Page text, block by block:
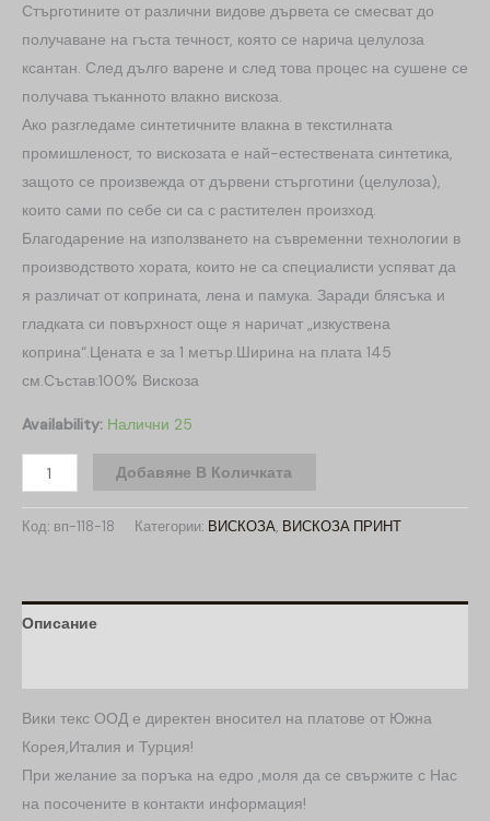
Стърготините от различни видове дървета се смесват до
получаване на гъста течност, която се нарича целулоза
ксантан. След дълго варене и след това процес на сушене се
получава тъканното влакно вискоза.
Ако разгледаме синтетичните влакна в текстилната
промишленост, то вискозата е най-естествената синтетика,
защото се произвежда от дървени стърготини (целулоза),
които сами по себе си са с растителен произход.
Благодарение на използването на съвременни технологии в
производството хората, които не са специалисти успяват да
я различат от коприната, лена и памука. Заради блясъка и
гладката си повърхност още я наричат „изкуствена
коприна“.Цената е за 1 метър.Ширина на плата 145
см.Състав:100% Вискоза
Availability: Налични 25
Добавяне В Количката
Код: вп-118-18 Категории: ВИСКОЗА, ВИСКОЗА ПРИНТ
Описание
Вики текс ООД е директен вносител на платове от Южна
Корея,Италия и Турция!
При желание за поръка на едро ,моля да се свържите с Нас
на посочените в контакти информация!